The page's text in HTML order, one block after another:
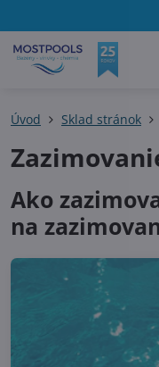
Úvod Sklad stránok
Ako
na